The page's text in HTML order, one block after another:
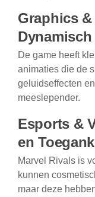
Graphics
Dynamisch
De game heeft
animaties die de
geluidseffecten
meeslepender.
Esports &
en
Marvel Rivals is
kunnen
maar deze